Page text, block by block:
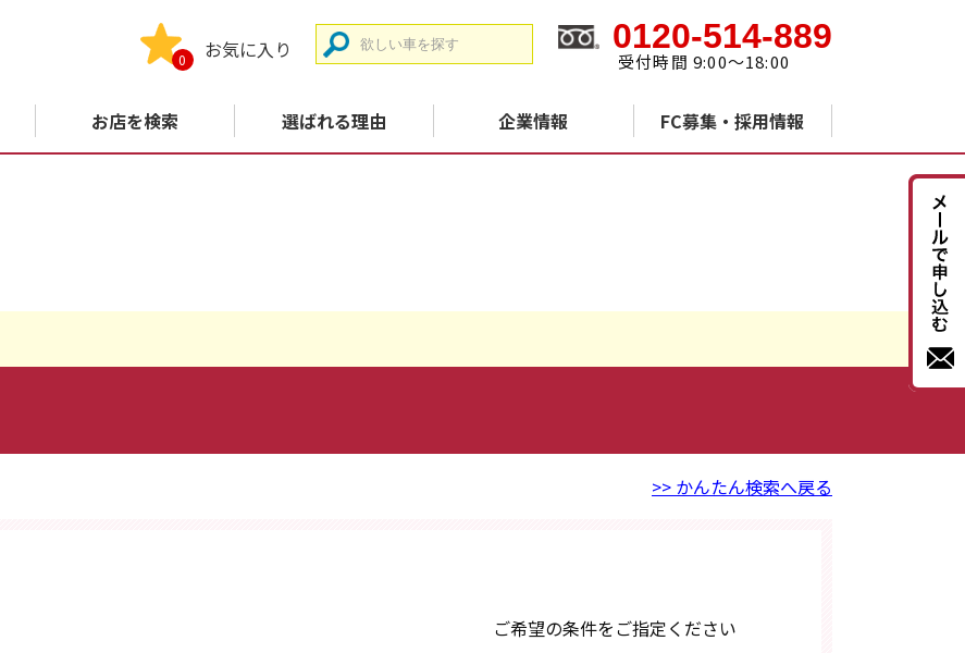
お気に入り
0
0120-514-889
受付時間 9:00～18:00
お店を検索 選ばれる理由 企業情報 FC募集・採用情報
>> かんたん検索へ戻る
ご希望の条件をご指定ください